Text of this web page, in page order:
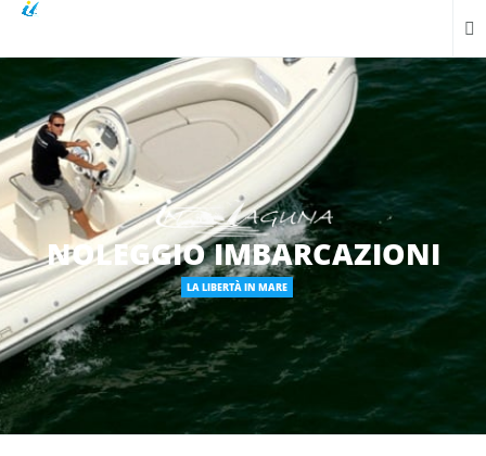
NOLEGGIO IMBARCAZIONI
LA LIBERTÀ IN MARE